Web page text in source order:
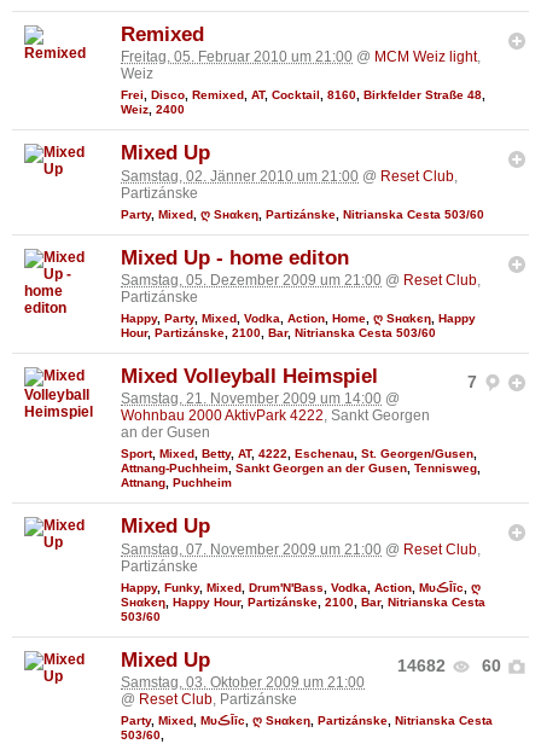
Remixed
Freitag, 05. Februar 2010 um 21:00 @ MCM Weiz light,
Weiz
Frei, Disco, Remixed, AT, Cocktail , 8160, Birkfelder Straße 48,
Weiz, 2400
Mixed Up
Samstag, 02. Jänner 2010 um 21:00 @ Reset Club
Partizánske
Party, Mixed ღ Sнαkєη Partizánske Nitrianska Cesta 503/60
Mixed Up - home editon
Samstag, 05. Dezember 2009 um 21:00 @ Reset Club,
Partizánske
Happy, Party, Mixed Vodka Action Home ღ Sнαkєη Happy
Hour, Partizánske 2100 Bar, Nitrianska Cesta 503/60
7
Mixed Volleyball Heimspiel
Samstag, 21. November 2009 um 14:00 @
Wohnbau 2000 AktivPark 4222, Sankt Georgen
an der Gusen
Sport, Mixed, Betty, AT, 4222, Eschenau, St. Georgen/Gusen,
Attnang-Puchheim, Sankt Georgen an der Gusen, Tennisweg,
Attnang, Puchheim
Mixed Up
Samstag, 07. November 2009 um 21:00 @ Reset Club,
Partizánske
Happy, Funky, Mixed Drum'N'Bass Vodka Action MυڪĪīc
ღ
Sнαkєη Happy Hour, Partizánske 2100 Bar, Nitrianska Cesta
503/60
14682 60
Mixed Up
Samstag, 03. Oktober 2009 um 21:00
@ Reset Club, Partizánske
Party, Mixed MυڪĪīc ღ Sнαkєη Partizánske Nitrianska Cesta
503/60